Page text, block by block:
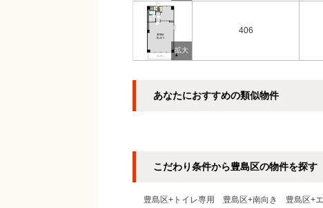
406
あなたにおすすめの類似物件
こだわり条件から豊島区の物件を探す
豊島区+トイレ専用 豊島区+南向き 豊島区+